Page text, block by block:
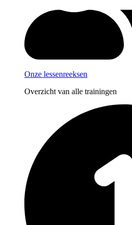
Onze lessenreeksen
Overzicht van alle trainingen